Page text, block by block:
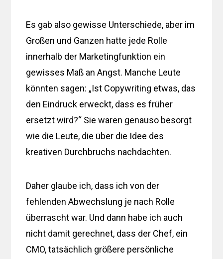
Es gab also gewisse Unterschiede, aber im
Großen und Ganzen hatte jede Rolle
innerhalb der Marketingfunktion ein
gewisses Maß an Angst. Manche Leute
könnten sagen: „Ist Copywriting etwas, das
den Eindruck erweckt, dass es früher
ersetzt wird?“ Sie waren genauso besorgt
wie die Leute, die über die Idee des
kreativen Durchbruchs nachdachten.
Daher glaube ich, dass ich von der
fehlenden Abwechslung je nach Rolle
überrascht war. Und dann habe ich auch
nicht damit gerechnet, dass der Chef, ein
CMO, tatsächlich größere persönliche